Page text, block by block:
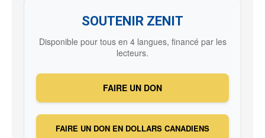
SOUTENIR ZENIT
Disponible pour tous en 4 langues, financé par les
lecteurs.
FAIRE UN DON
FAIRE UN DON EN DOLLARS CANADIENS